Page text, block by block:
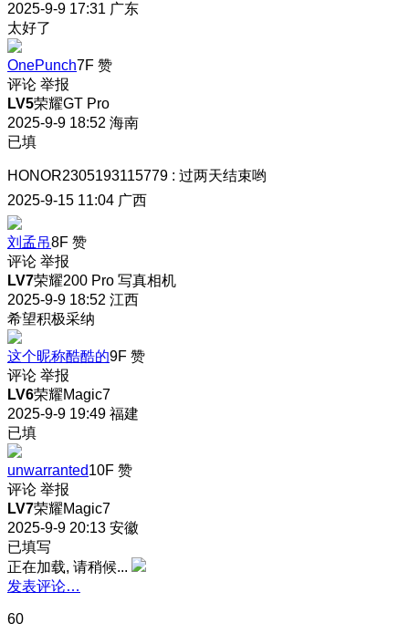
2025-9-9 17:31 广东
太好了
OnePunch7F 赞
评论 举报
LV5荣耀GT Pro
2025-9-9 18:52 海南
已填
HONOR2305193115779 : 过两天结束哟
2025-9-15 11:04 广西
刘孟吊8F 赞
评论 举报
LV7荣耀200 Pro 写真相机
2025-9-9 18:52 江西
希望积极采纳
这个昵称酷酷的9F 赞
评论 举报
LV6荣耀Magic7
2025-9-9 19:49 福建
已填
unwarranted10F 赞
评论 举报
LV7荣耀Magic7
2025-9-9 20:13 安徽
已填写
正在加载, 请稍候...
发表评论…
60